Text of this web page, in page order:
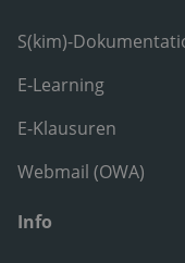
S(kim)-
E-Learning
E-Klausuren
Webmail (OWA)
Info